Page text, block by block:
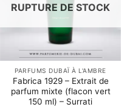
RUPTURE DE STOCK
PARFUMS DUBAÏ À L'AMBRE
Fabrica 1929 – Extrait de
parfum mixte (flacon vert
150 ml) – Surrati